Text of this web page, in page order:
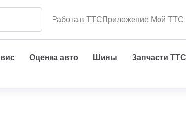
Работа в ТТСПриложение Мой ТТС
Оценка авто Шины Запчасти ТТС